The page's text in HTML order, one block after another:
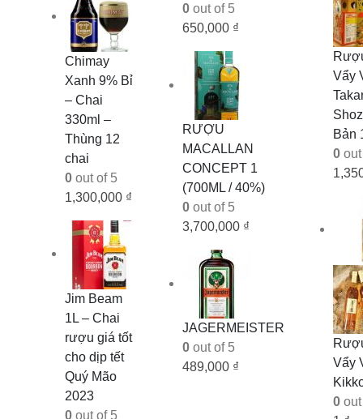
Chimay
Xanh 9% Bỉ
– Chai
330ml –
Thùng 12
chai
0 out of 5
1,300,000 ₫
Jim Beam
1L – Chai
rượu giá tốt
cho dịp tết
Quý Mão
2023
0 out of 5
0 out of 5
650,000 ₫
RƯỢU
MACALLAN
CONCEPT 1
(700ML / 40%)
0 out of 5
3,700,000 ₫
JAGERMEISTER
0 out of 5
489,000 ₫
Vẩy
Bản
0
Vẩy
0